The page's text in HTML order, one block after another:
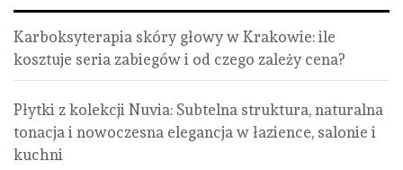
Karboksyterapia skóry głowy w Krakowie: ile
kosztuje seria zabiegów i od czego zależy cena?
Płytki z kolekcji Nuvia: Subtelna struktura, naturalna
tonacja i nowoczesna elegancja w łazience, salonie i
kuchni